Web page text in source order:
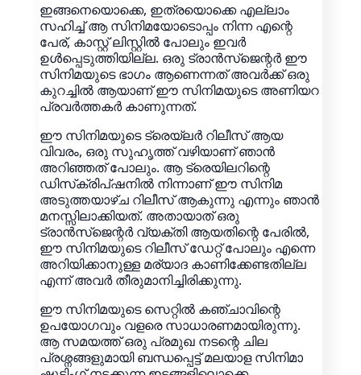
ഇങ്ങനെയൊക്കെ, ഇത്രയൊക്കെ എല്ലാം
സഹിച്ച് ആ സിനിമയോടൊപ്പം നിന്ന എന്റെ
പേര്, കാസ്റ്റ് ലിസ്റ്റിൽ പോലും ഇവർ
ഉൾപ്പെടുത്തിയില്ല. ഒരു ട്രാൻസ്‌ജെന്റർ ഈ
സിനിമയുടെ ഭാഗം ആണെന്നത് അവർക്ക് ഒരു
കുറച്ചിൽ ആയാണ് ഈ സിനിമയുടെ അണിയറ
പ്രവർത്തകർ കാണുന്നത്.
ഈ സിനിമയുടെ ട്രെയ്‌ലർ റിലീസ് ആയ
വിവരം, ഒരു സുഹൃത്ത് വഴിയാണ് ഞാൻ
അറിഞ്ഞത് പോലും. ആ ട്രെയിലറിന്റെ
ഡിസ്‌ക്രിപ്‌ഷനിൽ നിന്നാണ് ഈ സിനിമ
അടുത്തയാഴ്ച റിലീസ് ആകുന്നു എന്നും ഞാൻ
മനസ്സിലാക്കിയത്. അതായാത് ഒരു
ട്രാൻസ്‌ജെന്റർ വ്യക്തി ആയതിന്റെ പേരിൽ,
ഈ സിനിമയുടെ റിലീസ് ഡേറ്റ് പോലും എന്നെ
അറിയിക്കാനുള്ള മര്യാദ കാണിക്കേണ്ടതില്ല
എന്ന് അവർ തീരുമാനിച്ചിരിക്കുന്നു.
ഈ സിനിമയുടെ സെറ്റിൽ കഞ്ചാവിന്റെ
ഉപയോഗവും വളരെ സാധാരണമായിരുന്നു.
ആ സമയത്ത് ഒരു പ്രമുഖ നടന്റെ ചില
പ്രശ്നങ്ങളുമായി ബന്ധപ്പെട്ട് മലയാള സിനിമാ